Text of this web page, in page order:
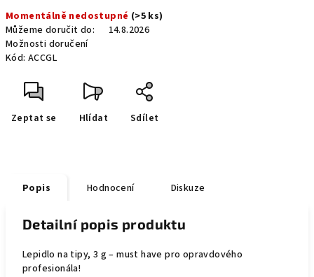
cena:
Momentálně nedostupné (>5 ks)
Můžeme doručit do:
14.8.2026
Možnosti doručení
Kód: ACCGL
Zeptat se Hlídat Sdílet
Popis Hodnocení Diskuze
Detailní popis produktu
Lepidlo na tipy, 3 g – must have pro opravdového
profesionála!